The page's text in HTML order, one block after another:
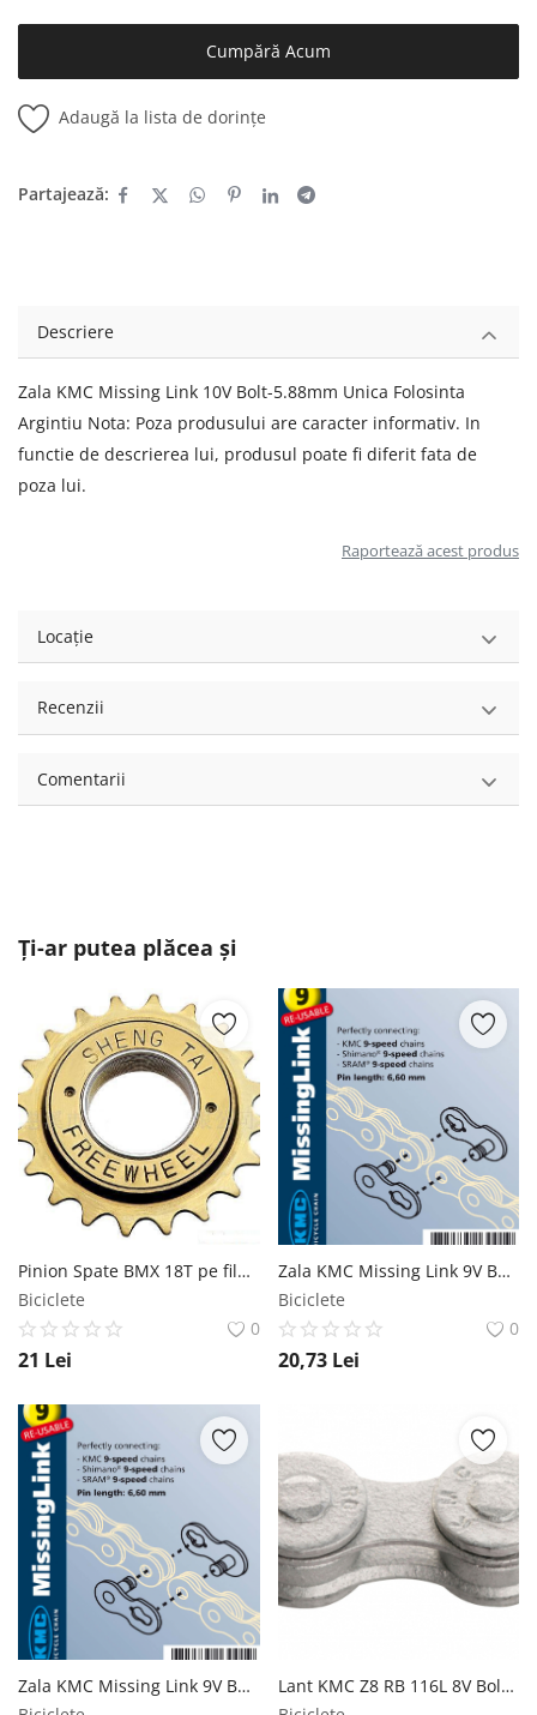
Cumpără Acum
Adaugă la lista de dorințe
Partajează:
Descriere
Zala KMC Missing Link 10V Bolt-5.88mm Unica Folosinta
Argintiu Nota: Poza produsului are caracter informativ. In
functie de descrierea lui, produsul poate fi diferit fata de
poza lui.
Raportează acest produs
Locație
Recenzii
Comentarii
Ți-ar putea plăcea și
Pinion Spate BMX 18T pe filet MX Biciclete
Biciclete
0
21 Lei
Zala KMC Missing Link 9V Bolt-6.6mm Standard Argintiu KMC
Biciclete
0
20,73 Lei
Zala KMC Missing Link 9V Bolt-6.6mm Standard Argintiu OEM KMC
Lant KMC Z8 RB 116L 8V Bolt-7.1mm Antiruginire KMC